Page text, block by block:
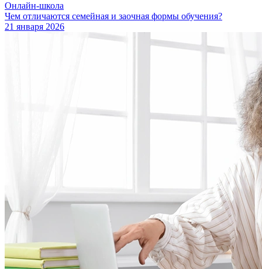
Онлайн-школа
Чем отличаются семейная и заочная формы обучения?
21 января 2026